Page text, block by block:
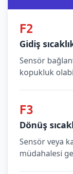
F2
Gidiş
Sensör
kopukluk
F3
Dönüş
Sensör veya
müdahalesi